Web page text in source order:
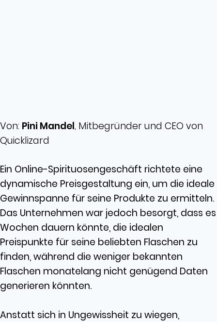
Von: Pini Mandel, Mitbegründer und CEO von
Quicklizard
Ein Online-Spirituosengeschäft richtete eine
dynamische Preisgestaltung ein, um die ideale
Gewinnspanne für seine Produkte zu ermitteln.
Das Unternehmen war jedoch besorgt, dass es
Wochen dauern könnte, die idealen
Preispunkte für seine beliebten Flaschen zu
finden, während die weniger bekannten
Flaschen monatelang nicht genügend Daten
generieren könnten.
Anstatt sich in Ungewissheit zu wiegen,